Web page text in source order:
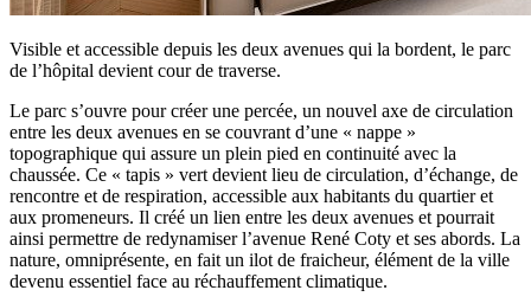
Visible et accessible depuis les deux avenues qui la bordent, le parc
de l’hôpital devient cour de traverse.
Le parc s’ouvre pour créer une percée, un nouvel axe de circulation
entre les deux avenues en se couvrant d’une « nappe »
topographique qui assure un plein pied en continuité avec la
chaussée. Ce « tapis » vert devient lieu de circulation, d’échange, de
rencontre et de respiration, accessible aux habitants du quartier et
aux promeneurs. Il créé un lien entre les deux avenues et pourrait
ainsi permettre de redynamiser l’avenue René Coty et ses abords. La
nature, omniprésente, en fait un ilot de fraicheur, élément de la ville
devenu essentiel face au réchauffement climatique.